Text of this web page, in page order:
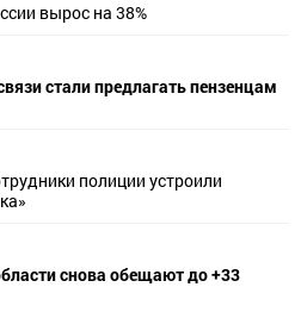
вырос на 38%
стали предлагать пензенцам
полиции устроили
снова обещают до +33